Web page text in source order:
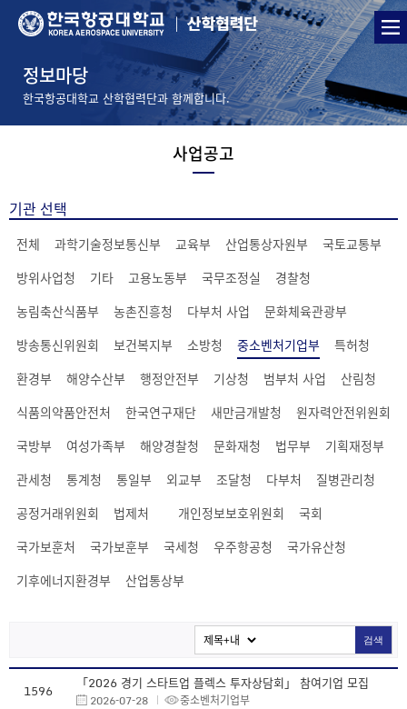
정보마당
한국항공대학교 산학협력단과 함께합니다.
사업공고
기관 선택
전체 과학기술정보통신부 교육부 산업통상자원부
국토교통부
방위사업청
기타 고용노동부 국무조정실
경찰청
농림축산식품부
농촌진흥청 다부처 사업
문화체육관광부
방송통신위원회
보건복지부 소방청 중소벤처기업부
특허청
환경부
해양수산부 행정안전부 기상청 범부처 사업
산림청
식품의약품안전처
한국연구재단 새만금개발청
원자력안전위원회
국방부
여성가족부 해양경찰청 문화재청 법무부
기획재정부
관세청
통계청 통일부 외교부 조달청 다부처
질병관리청
공정거래위원회
법제처 개인정보보호위원회
국회
국가보훈처
국가보훈부 국세청 우주항공청
국가유산청
기후에너지환경부
산업통상부
검색
1596 「2026 경기 스타트업 플렉스 투자상담회」 참여기업 모집
2026-07-28 중소벤처기업부